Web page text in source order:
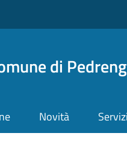
di
Novità Servizi